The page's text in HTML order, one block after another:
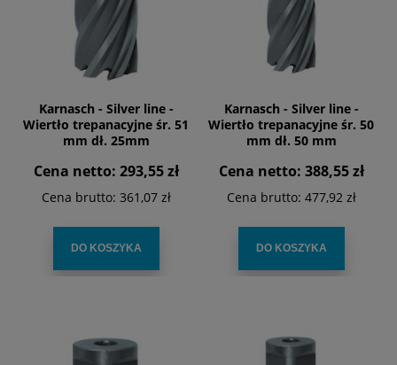
Karnasch - Silver line -
Wiertło trepanacyjne śr. 51
mm dł. 25mm
Cena netto: 293,55 zł
Cena brutto: 361,07 zł
DO KOSZYKA
Karnasch - Silver line -
Wiertło trepanacyjne śr. 50
mm dł. 50 mm
Cena netto: 388,55 zł
Cena brutto: 477,92 zł
DO KOSZYKA